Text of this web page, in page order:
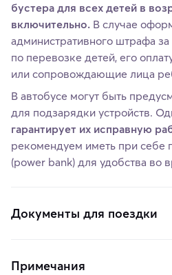
бустера для всех детей в
включительно. В случае
административного штрафа
по перевозке детей, его
или сопровождающие лица
В автобусе могут быть
для подзарядки устройств.
гарантирует их исправную
рекомендуем иметь при себе
(power bank) для удобства во
Документы для поездки
Примечания